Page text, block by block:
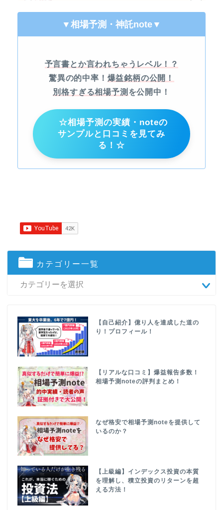
▼相場予測・神託note ▼
予言書とか言われちゃうレベル！？
驚異の的中率！ 爆益銘柄の公開！
別格すぎる相場予測 を公開中！
☆相場予測の実績・noteの
サンプルと口コミを見てみ
る！☆
カテゴリー一覧
【自己紹介】億り人を達成した道の
り！プロフィール！
【リアルな口コミ】爆益報告多数！
相場予測noteの評判まとめ！
なぜ格安で相場予測noteを提供して
いるのか？
【上級編】インデックス投資の本質
を理解し、積立投資のリターンを超
える方法！